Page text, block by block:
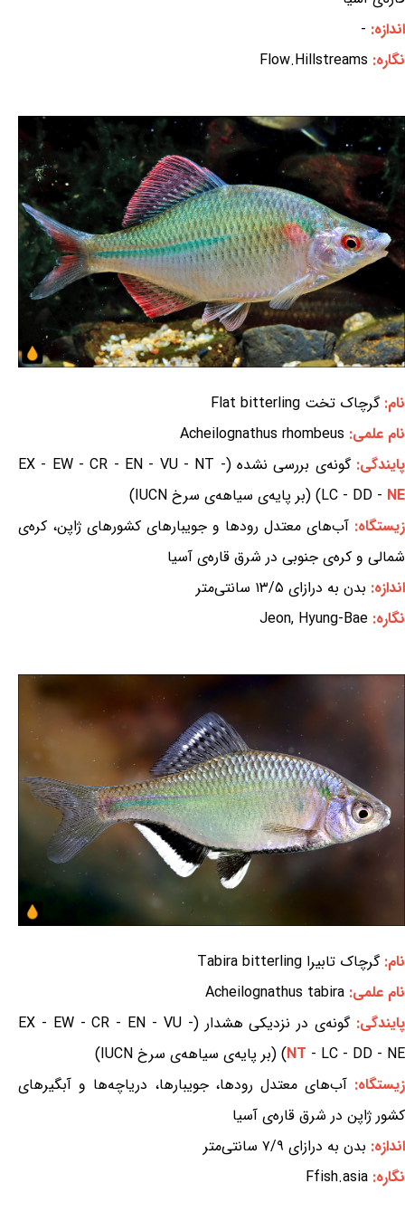
اندازه: -
نگاره: Flow.Hillstreams
نام:گرچاک تخت Flat bitterling
نام علمی: Acheilognathus rhombeus
پایندگی:
گونه‌ی بررسی نشده (EX - EW - CR - EN - VU - NT -
LC - DD - NE
) (بر پایه‌ی سیاهه‌ی سرخ IUCN)
زیستگاه: آب‌های معتدل رودها و جویبارهای کشورهای ژاپن، کره‌ی
شمالی و کره‌ی جنوبی در شرق قاره‌ی آسیا
اندازه: بدن به درازای ۱۳/۵ سانتی‌متر
نگاره: Jeon, Hyung-Bae
نام:گرچاک تابیرا Tabira bitterling
نام علمی: Acheilognathus tabira
پایندگی:گونه‌ی در نزدیکی هشدار (EX - EW - CR - EN - VU -
NT - LC - DD - NE) (بر پایه‌ی سیاهه‌ی سرخ IUCN)
زیستگاه: آب‌های معتدل رودها، جویبارها، دریاچه‌ها و آبگیرهای
کشور ژاپن در شرق قاره‌ی آسیا
اندازه: بدن به درازای ۷/۹ سانتی‌متر
نگاره: Ffish.asia